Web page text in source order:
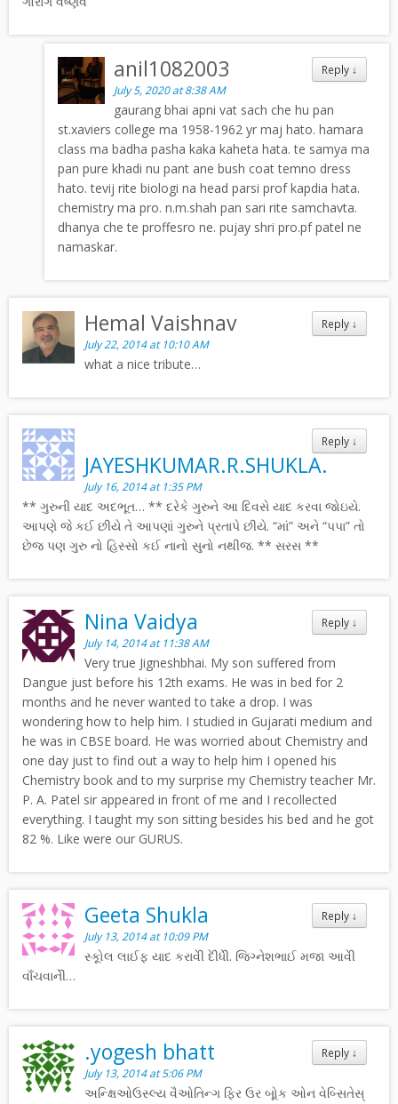
Reply ↓
anil1082003
July 5, 2020 at 8:38 AM
gaurang bhai apni vat sach che hu pan
st.xaviers college ma 1958-1962 yr maj hato. hamara
class ma badha pasha kaka kaheta hata. te samya ma
pan pure khadi nu pant ane bush coat temno dress
hato. tevij rite biologi na head parsi prof kapdia hata.
chemistry ma pro. n.m.shah pan sari rite samchavta.
dhanya che te proffesro ne. pujay shri pro.pf patel ne
namaskar.
Reply ↓
Hemal Vaishnav
July 22, 2014 at 10:10 AM
what a nice tribute…
Reply ↓
JAYESHKUMAR.R.SHUKLA.
July 16, 2014 at 1:35 PM
** ગુરુની યાદ અદભૂત… ** દરેકે ગુરુને આ દિવસે યાદ કરવા જોઇયે.
આપણે જે કઈ છીયે તે આપણાં ગુરુને પ્રતાપે છીયે. “માં” અને “પપા” તો
છેજ પણ ગુરુ નો હિસ્સો કઈ નાનો સુનો નથીજ. ** સરસ **
Reply ↓
Nina Vaidya
July 14, 2014 at 11:38 AM
Very true Jigneshbhai. My son suffered from
Dangue just before his 12th exams. He was in bed for 2
months and he never wanted to take a drop. I was
wondering how to help him. I studied in Gujarati medium and
he was in CBSE board. He was worried about Chemistry and
one day just to find out a way to help him I opened his
Chemistry book and to my surprise my Chemistry teacher Mr.
P. A. Patel sir appeared in front of me and I recollected
everything. I taught my son sitting besides his bed and he got
82 %. Like were our GURUS.
Reply ↓
Geeta Shukla
July 13, 2014 at 10:09 PM
સ્કોૂલ લાઈફ યાદ કરાવેી દેીધેી. જિગ્નેશભાઈ મજા આવેી
વાઁચવાનેી…
Reply ↓
.yogesh bhatt
July 13, 2014 at 5:06 PM
અન્ક્ષિઓઉસ્લ્ય વૈઓતિન્ગ ફિર ઉર બોૂક ઓન વેબ્સિતેસ્